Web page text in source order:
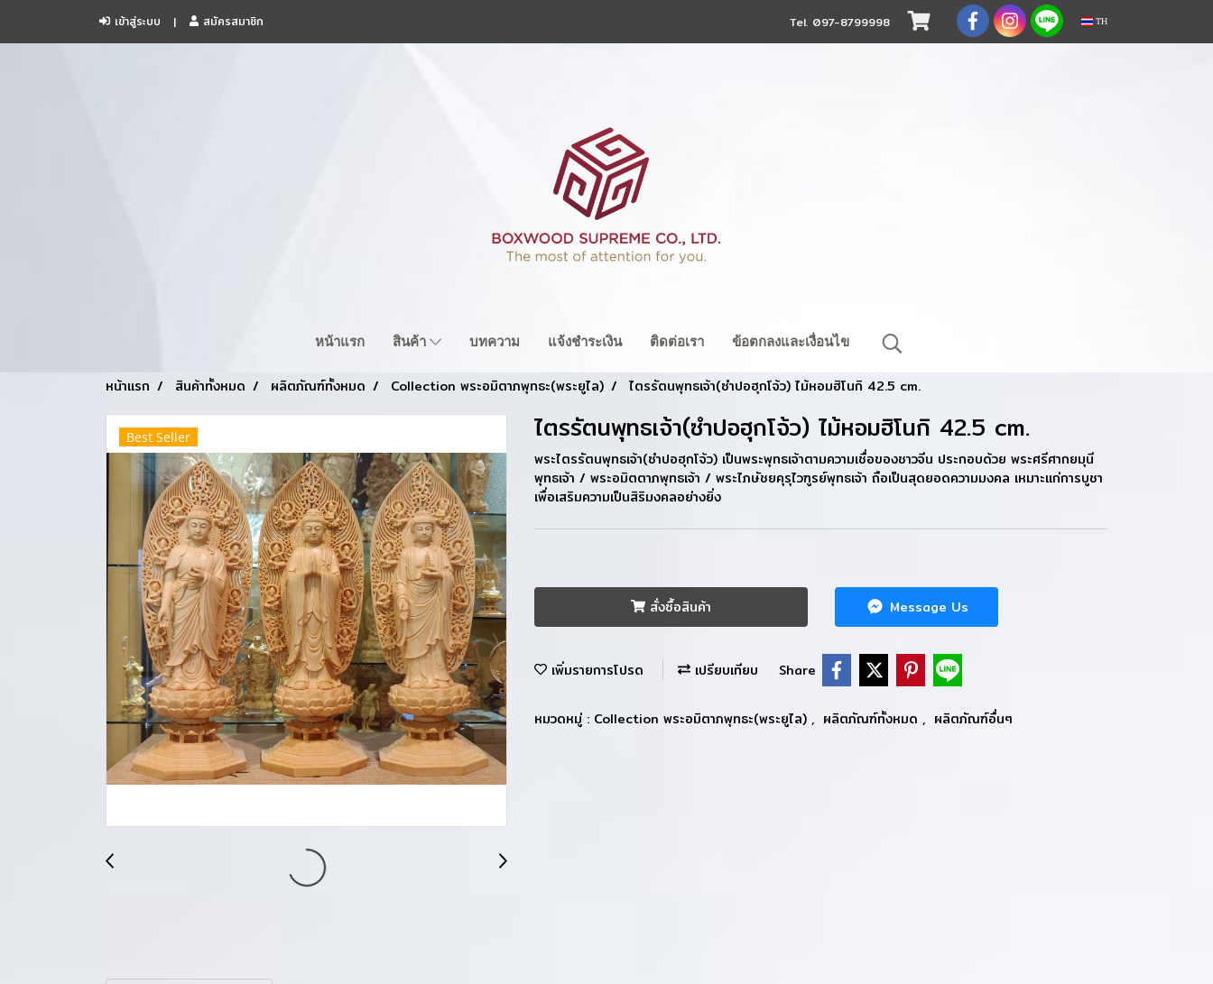
เข้าสู่ระบบ สมัครสมาชิก Tel. 097-8799998 TH
หน้าแรก สินค้า บทความ แจ้งชำระเงิน ติดต่อเรา ข้อตกลงและเงื่อนไข
หน้าแรก สินค้าทั้งหมด ผลิตภัณฑ์ทั้งหมด Collection พระอมิตาภพุทธะ(พระยูไล) ไตรรัตนพุทธเจ้า(ซำปอฮุกโจ้ว) ไม้หอมฮิโนกิ 42.5 cm.
Best Seller ไตรรัตนพุทธเจ้า(ซำปอฮุกโจ้ว) ไม้หอมฮิโนกิ 42.5 cm.
พระไตรรัตนพุทธเจ้า(ซำปอฮุกโจ้ว) เป็นพระพุทธเจ้าตามความเชื่อของชาวจีน ประกอบด้วย พระศรีศากยมุนี
พุทธเจ้า / พระอมิตตาภพุทธเจ้า / พระไภษัชยคุรุไวฑูรย์พุทธเจ้า ถือเป็นสุดยอดความมงคล เหมาะแก่การบูชา
เพื่อเสริมความเป็นสิริมงคลอย่างยิ่ง
สั่งซื้อสินค้า Message Us
เพิ่มรายการโปรด เปรียบเทียบ Share
หมวดหมู่ : Collection พระอมิตาภพุทธะ(พระยูไล) , ผลิตภัณฑ์ทั้งหมด , ผลิตภัณฑ์อื่นๆ